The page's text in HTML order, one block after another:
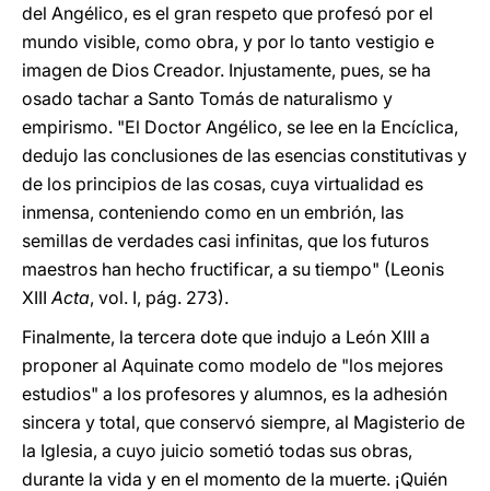
del Angélico, es el gran respeto que profesó por el
mundo visible, como obra, y por lo tanto vestigio e
imagen de Dios Creador. Injustamente, pues, se ha
osado tachar a Santo Tomás de naturalismo y
empirismo. "El Doctor Angélico, se lee en la Encíclica,
dedujo las conclusiones de las esencias constitutivas y
de los principios de las cosas, cuya virtualidad es
inmensa, conteniendo como en un embrión, las
semillas de verdades casi infinitas, que los futuros
maestros han hecho fructificar, a su tiempo" (Leonis
XIIIActa, vol. I, pág. 273).
Finalmente, la tercera dote que indujo a León XIII a
proponer al Aquinate como modelo de "los mejores
estudios" a los profesores y alumnos, es la adhesión
sincera y total, que conservó siempre, al Magisterio de
la Iglesia, a cuyo juicio sometió todas sus obras,
durante la vida y en el momento de la muerte. ¡Quién